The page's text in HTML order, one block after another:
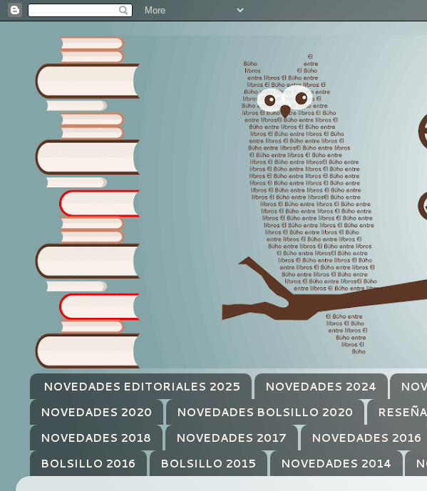
NOVEDADES EDITORIALES 2025 NOVEDADES 2024
NOVEDADES 2020
NOVEDADES BOLSILLO 2020
NOVEDADES 2018
NOVEDADES 2017 NOVEDADES 2016
BOLSILLO 2016
BOLSILLO 2015 NOVEDADES 2014